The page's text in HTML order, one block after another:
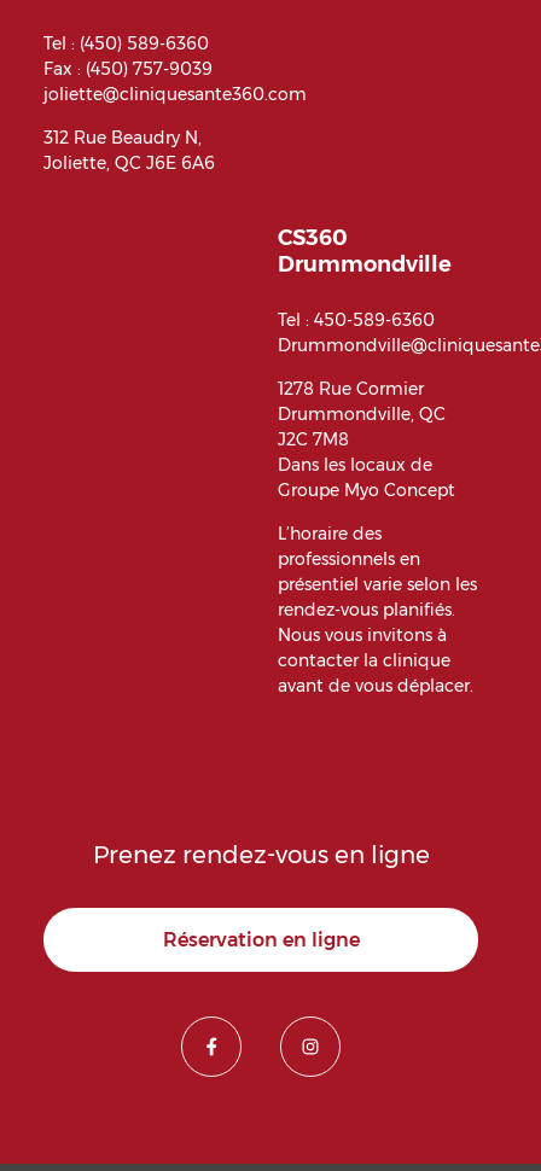
Prenez rendez-vous en ligne
Réservation en ligne
Tel : (450) 589-6360
Fax : (450) 757-9039
joliette@cliniquesante360.com
312 Rue Beaudry N,
Joliette, QC J6E 6A6
CS360
Drummondville
Tel :450-589-6360
1278 Rue Cormier
Drummondville, QC
J2C 7M8
Dans les locaux de
Groupe Myo Concept
L’horaire des
professionnels en
présentiel varie selon les
rendez-vous planifiés.
Nous vous invitons à
contacter la clinique
avant de vous déplacer.